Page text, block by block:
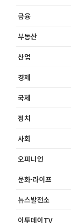
금융
부동산
산업
경제
국제
정치
사회
오피니언
문화·라이프
뉴스발전소
이투데이TV